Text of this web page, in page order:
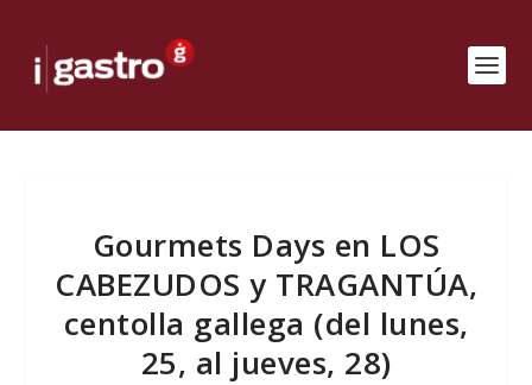
Gourmets Days en LOS
CABEZUDOS y TRAGANTÚA,
centolla gallega (del lunes,
25, al jueves, 28)